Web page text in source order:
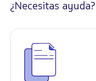
¿Necesitas ayuda?